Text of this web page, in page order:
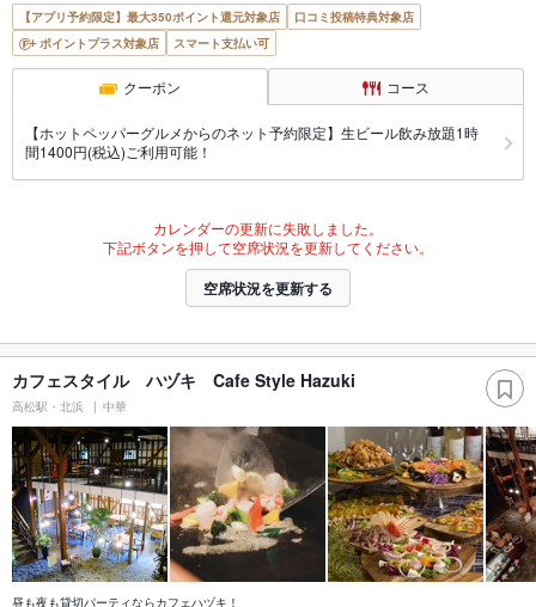
【アプリ予約限定】最大350ポイント還元対象店
口コミ投稿特典対象店
ポイントプラス対象店
スマート支払い可
クーポン コース
【ホットペッパーグルメからのネット予約限定】生ビール飲み放題1時
間1400円(税込)ご利用可能！
カレンダーの更新に失敗しました。
下記ボタンを押して空席状況を更新してください。
空席状況を更新する
カフェスタイル ハヅキ Cafe Style Hazuki
高松駅・北浜 中華
昼も夜も貸切パーティならカフェハヅキ！